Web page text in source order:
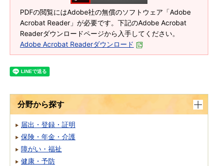
PDFの閲覧にはAdobe社の無償のソフトウェア「Adobe
Acrobat Reader」が必要です。下記のAdobe Acrobat
Readerダウンロードページから入手してください。
Adobe Acrobat Readerダウンロード
分野から探す
届出・登録・証明
保険・年金・介護
障がい・福祉
健康・予防